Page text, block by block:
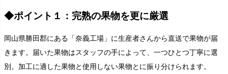
◆ポイント１：完熟の果物を更に厳選
岡山県勝田郡にある「奈義工場」に生産者さんから直送で果物が届
きます。届いた果物はスタッフの手によって、一つひとつ丁寧に選
別。加工に適した果物と使用しない果物とに振り分けられます。